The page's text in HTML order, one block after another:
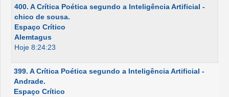
400. A Crítica Poética segundo a Inteligência Artificial -
chico de sousa.
Espaço Crítico
Alemtagus
Hoje 8:24:23
399. A Crítica Poética segundo a Inteligência Artificial -
Andrade.
Espaço Crítico